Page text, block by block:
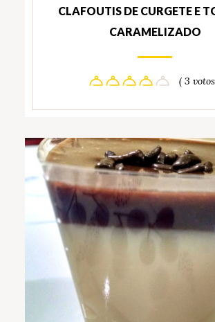
CLAFOUTIS DE CURGETE E
CARAMELIZADO
( 3